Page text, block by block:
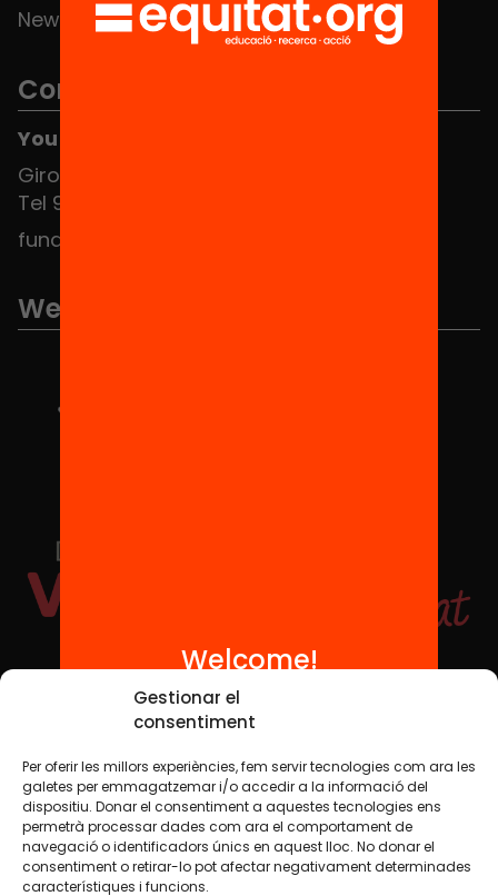
Gestionar el
consentiment
Per oferir les millors experiències, fem servir tecnologies com ara les
galetes per emmagatzemar i/o accedir a la informació del
dispositiu. Donar el consentiment a aquestes tecnologies ens
permetrà processar dades com ara el comportament de
navegació o identificadors únics en aquest lloc. No donar el
consentiment o retirar-lo pot afectar negativament determinades
característiques i funcions.
News
Contact
You can find us at the Social HUB
Girona 34, interior 08010 Barcelona
Tel 934 588 700
fundacio@equitat.org
We are part of...
Social Media
TW YTB IG FB IN
Legal NoticeCookie Policy
Welcome!